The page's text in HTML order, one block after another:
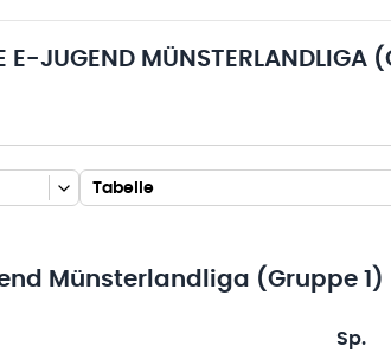
JUGEND MÜNSTERLANDLIGA
Tabelle
Münsterlandliga (Gruppe 1)
Sp.